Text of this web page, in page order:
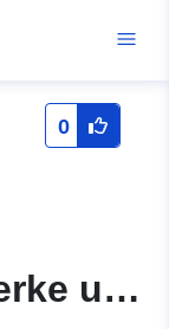
0
und